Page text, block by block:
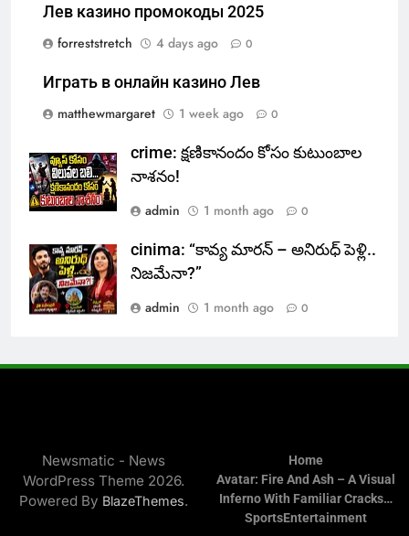
Лев казино промокоды 2025
forreststretch
4 days ago 0
Играть в онлайн казино Лев
matthewmargaret
1 week ago 0
crime: క్షణికానందం కోసం కుటుంబాల
నాశనం!
admin
1 month ago 0
cinima: “కావ్య మారన్ – అనిరుధ్ పెళ్లి..
నిజమేనా?”
admin
1 month ago 0
Newsmatic - News
WordPress Theme 2026.
Powered By BlazeThemes.
Home
Avatar: Fire And Ash – A Visual
Inferno With Familiar Cracks…
SportsEntertainment